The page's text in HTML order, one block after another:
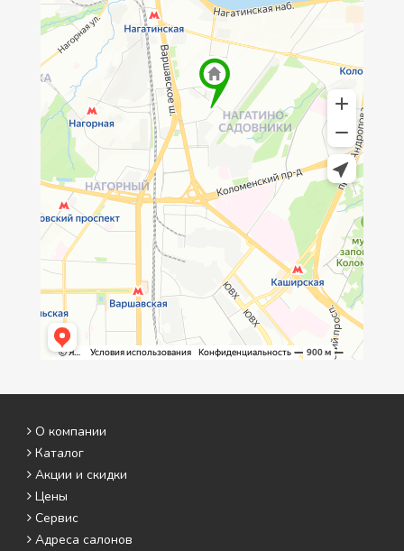
О компании
Каталог
Акции и скидки
Цены
Сервис
Адреса салонов